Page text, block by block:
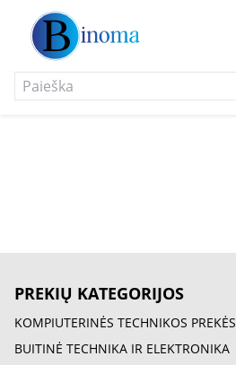
PREKIŲ KATEGORIJOS
KOMPIUTERINĖS TECHNIKOS PREKĖS
BUITINĖ TECHNIKA IR ELEKTRONIKA